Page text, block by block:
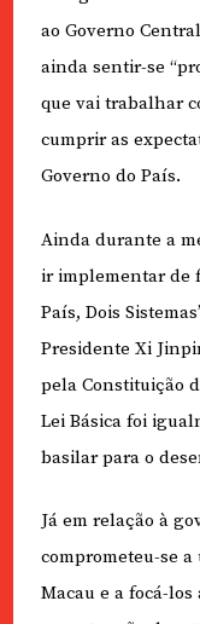
ao Governo
ainda sentir-se
que vai trabalhar
cumprir as
Governo do País.
Ainda durante a
ir implementar de
País, Dois
Presidente Xi
pela Constituição
Lei Básica foi
basilar para o
Já em relação à
comprometeu-se
Macau e a focá-